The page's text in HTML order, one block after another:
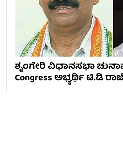
ಶೃಂಗೇರಿ ವಿಧಾನಸಭಾ
Congress ಅಭ್ಯರ್ಥಿ ಟಿ.ಡಿ